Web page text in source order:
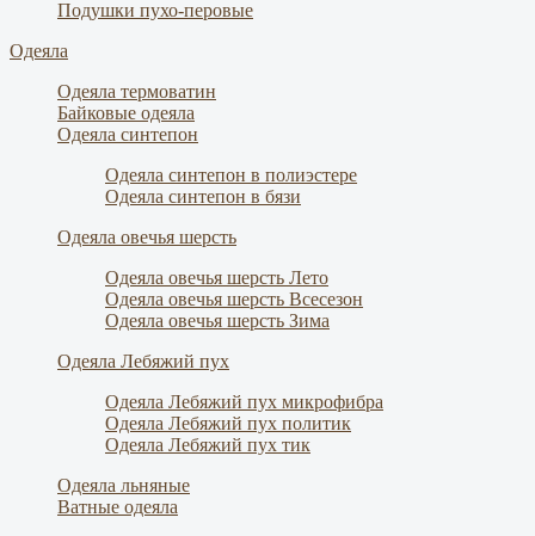
Подушки пухо-перовые
Одеяла
Одеяла термоватин
Байковые одеяла
Одеяла синтепон
Одеяла синтепон в полиэстере
Одеяла синтепон в бязи
Одеяла овечья шерсть
Одеяла овечья шерсть Лето
Одеяла овечья шерсть Всесезон
Одеяла овечья шерсть Зима
Одеяла Лебяжий пух
Одеяла Лебяжий пух микрофибра
Одеяла Лебяжий пух политик
Одеяла Лебяжий пух тик
Одеяла льняные
Ватные одеяла